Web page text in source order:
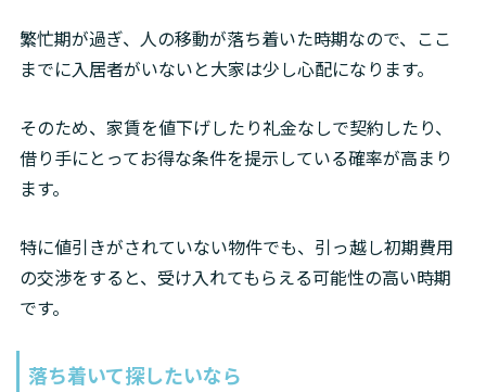
繁忙期が過ぎ、人の移動が落ち着いた時期なので、ここ
までに入居者がいないと大家は少し心配になります。
そのため、家賃を値下げしたり礼金なしで契約したり、
借り手にとってお得な条件を提示している確率が高まり
ます。
特に値引きがされていない物件でも、引っ越し初期費用
の交渉をすると、受け入れてもらえる可能性の高い時期
です。
落ち着いて探したいなら